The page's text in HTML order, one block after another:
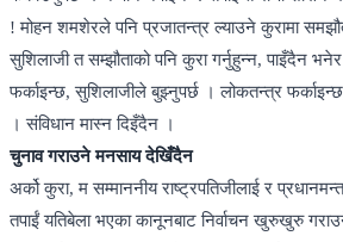
! मोहन शमशेरले पनि प्रजातन्त्र ल्याउने कुरामा
सुशिलाजी त सम्झौताको पनि कुरा गर्नुहुन्न, पाइँदैन
फर्काइन्छ, सुशिलाजीले बुझ्नुपर्छ । लोकतन्त्र
। संविधान मास्न दिइँदैन ।
चुनाव गराउने मनसाय देखिँदैन
अर्को कुरा, म सम्माननीय राष्ट्रपतिजीलाई र
तपाईं यतिबेला भएका कानूनबाट निर्वाचन खुरुखुरु